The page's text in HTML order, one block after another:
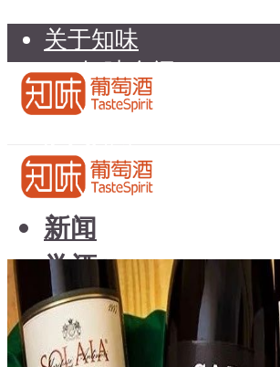
关于知味
知味介绍
知味专家顾问委员会
联系我们
知味荐酒
新闻
学酒
基础知识
品种
知味荐酒
新闻
学酒